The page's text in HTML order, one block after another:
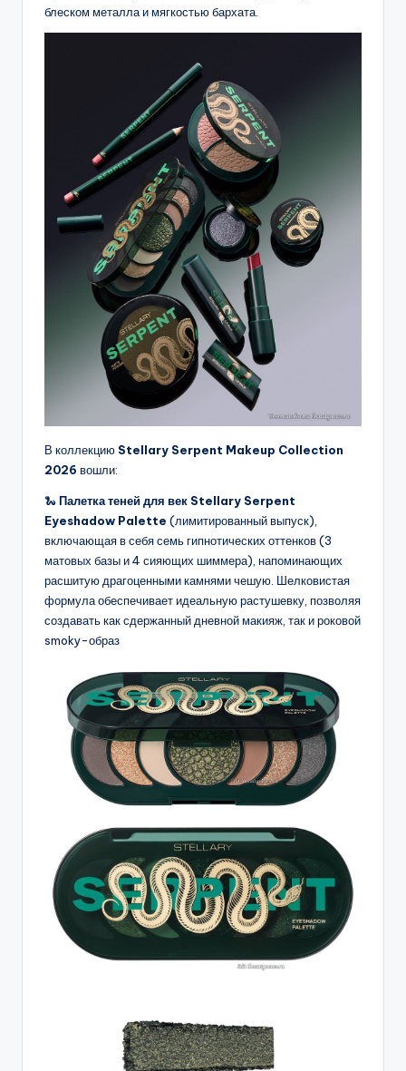
блеском металла и мягкостью бархата.
В коллекцию Stellary Serpent Makeup Collection
2026 вошли:
🐍 Палетка теней для век Stellary Serpent
Eyeshadow Palette (лимитированный выпуск),
включающая в себя семь гипнотических оттенков (3
матовых базы и 4 сияющих шиммера), напоминающих
расшитую драгоценными камнями чешую. Шелковистая
формула обеспечивает идеальную растушевку, позволяя
создавать как сдержанный дневной макияж, так и роковой
smoky-образ